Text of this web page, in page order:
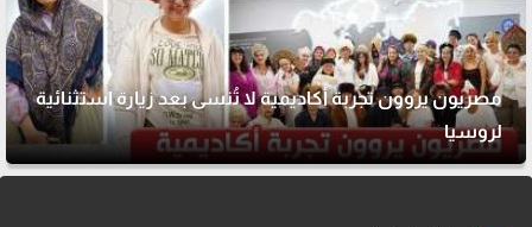
مصريون يروون تجربة أكاديمية لا تُنسى بعد زيارة استثنائية
لروسيا